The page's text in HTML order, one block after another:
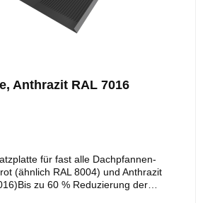
Anthrazit RAL 7016
für fast alle Dachpfannen-
(ähnlich RAL 8004) und Anthrazit
zu 60 % Reduzierung der